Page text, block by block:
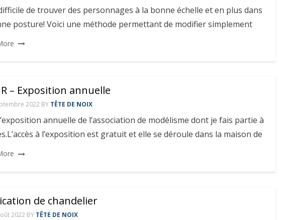
de trouver des personnages à la bonne échelle et en plus dans
posture! Voici une méthode permettant de modifier simplement
– Exposition annuelle
2022 BY TÊTE DE NOIX
annuelle de l’association de modélisme dont je fais partie à
à l’exposition est gratuit et elle se déroule dans la maison de
de chandelier
2022 BY TÊTE DE NOIX